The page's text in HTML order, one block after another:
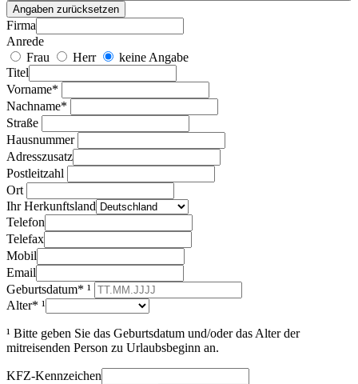
Angaben zurücksetzen
Firma
Anrede
Frau
Herr
keine Angabe
Titel
Vorname*
Nachname*
Straße
Hausnummer
Adresszusatz
Postleitzahl
Ort
Ihr Herkunftsland
Telefon
Telefax
Mobil
Email
Geburtsdatum* ¹
Alter* ¹
¹ Bitte geben Sie das Geburtsdatum und/oder das Alter der
mitreisenden Person zu Urlaubsbeginn an.
KFZ-Kennzeichen